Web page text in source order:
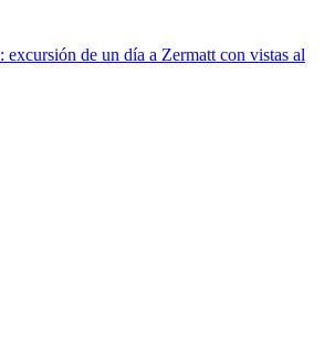
excursión de un día a Zermatt con vistas al